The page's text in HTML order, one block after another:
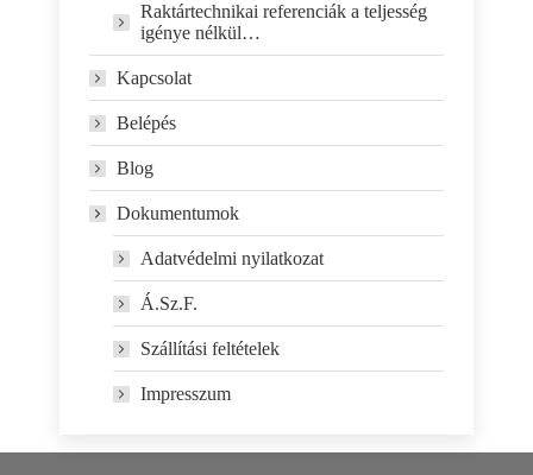
Raktártechnikai referenciák a teljesség
igénye nélkül…
Kapcsolat
Belépés
Blog
Dokumentumok
Adatvédelmi nyilatkozat
Á.Sz.F.
Szállítási feltételek
Impresszum